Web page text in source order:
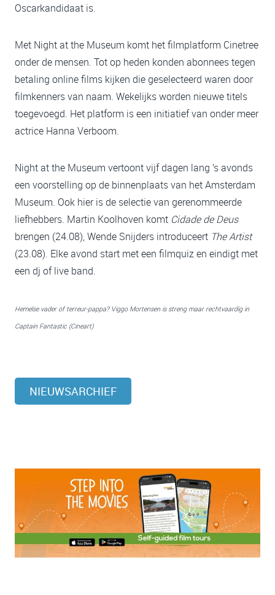
Oscarkandidaat is.
Met Night at the Museum komt het filmplatform Cinetree
onder de mensen. Tot op heden konden abonnees tegen
betaling online films kijken die geselecteerd waren door
filmkenners van naam. Wekelijks worden nieuwe titels
toegevoegd. Het platform is een initiatief van onder meer
actrice Hanna Verboom.
Night at the Museum vertoont vijf dagen lang ’s avonds
een voorstelling op de binnenplaats van het Amsterdam
Museum. Ook hier is de selectie van gerenommeerde
liefhebbers. Martin Koolhoven komt Cidade de Deus
brengen (24.08), Wende Snijders introduceert The Artist
(23.08). Elke avond start met een filmquiz en eindigt met
een dj of live band.
Hemelse vader of terreur-pappa? Viggo Mortensen is streng maar rechtvaardig in
Captain Fantastic (Cineart)
NIEUWSARCHIEF